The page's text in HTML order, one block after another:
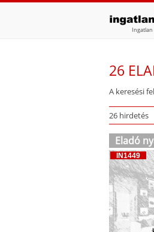
26
A keresési
26 hirdetés
Eladó
IN1449